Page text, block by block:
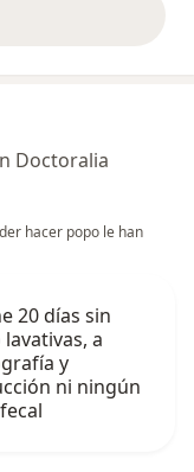
anteriores
Doctoralia
hacer popo le han
20 días sin
a
y
ni ningún